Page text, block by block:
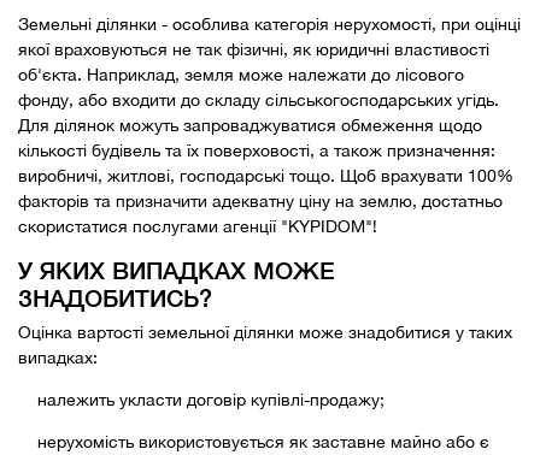
Земельні ділянки - особлива категорія нерухомості, при оцінці
якої враховуються не так фізичні, як юридичні властивості
об'єкта. Наприклад, земля може належати до лісового
фонду, або входити до складу сільськогосподарських угідь.
Для ділянок можуть запроваджуватися обмеження щодо
кількості будівель та їх поверховості, а також призначення:
виробничі, житлові, господарські тощо. Щоб врахувати 100%
факторів та призначити адекватну ціну на землю, достатньо
скористатися послугами агенції "KYPIDOM"!
У ЯКИХ ВИПАДКАХ МОЖЕ
ЗНАДОБИТИСЬ?
Оцінка вартості земельної ділянки може знадобитися у таких
випадках:
належить укласти договір купівлі-продажу;
нерухомість використовується як заставне майно або є